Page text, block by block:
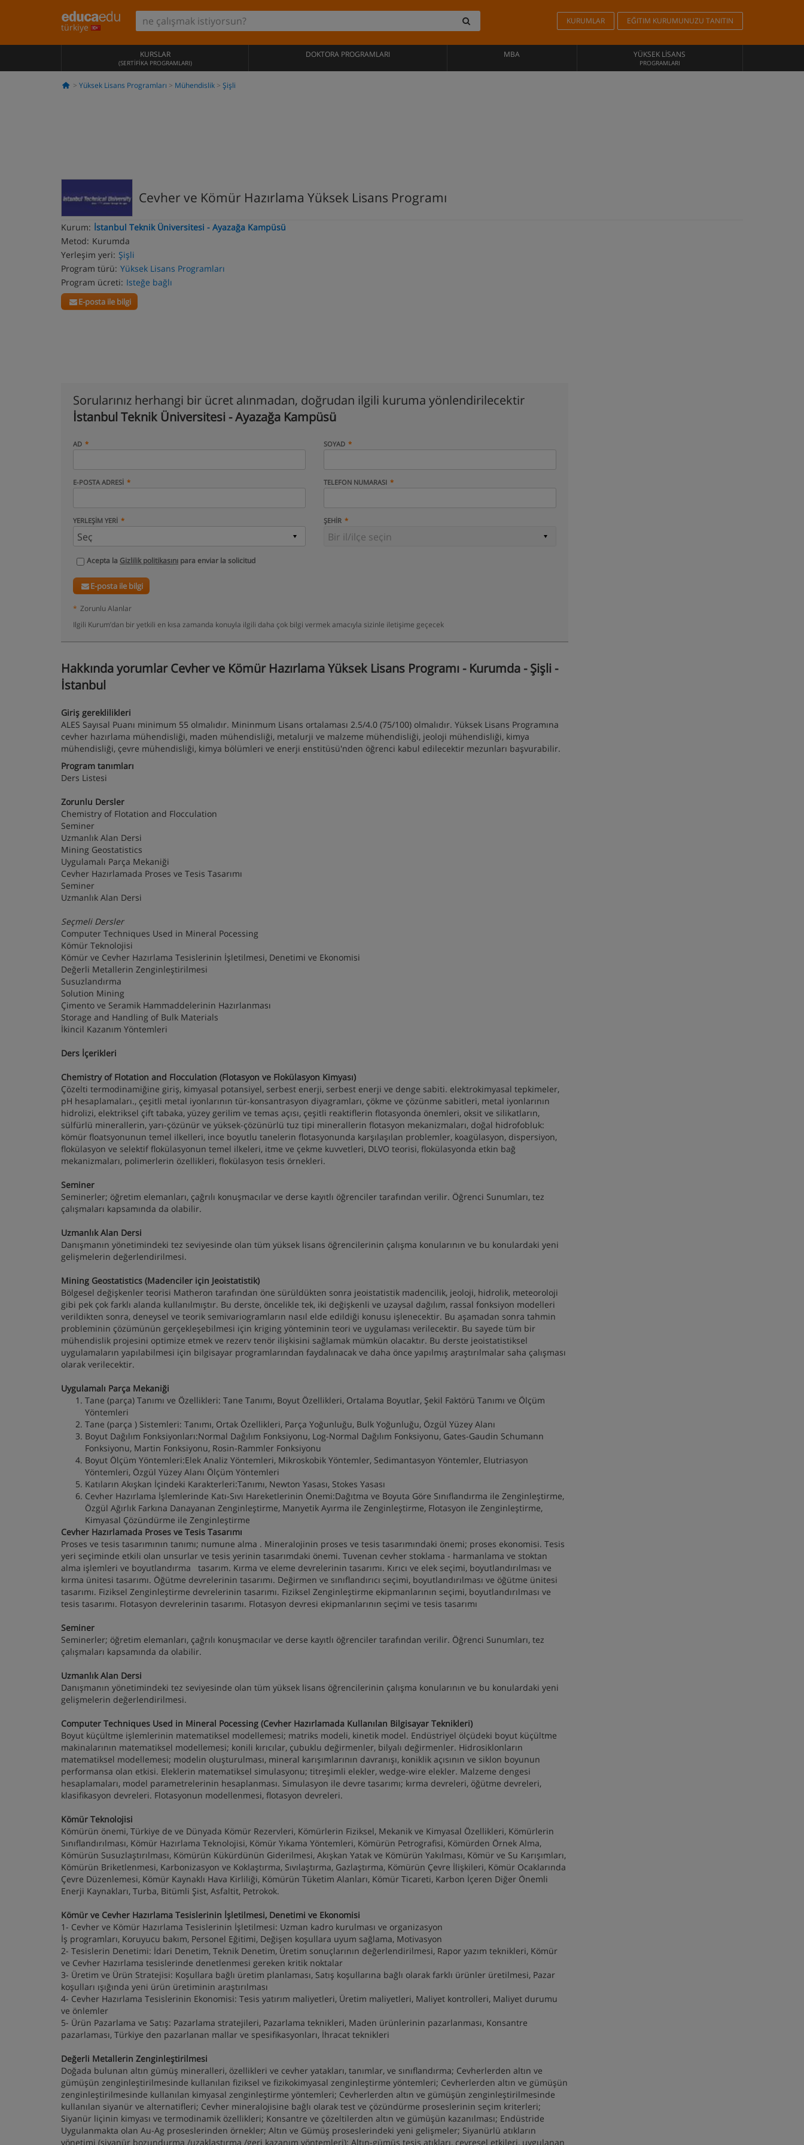
türkiye
KURUMLAR EĞITIM KURUMUNUZU TANITIN
KURSLAR
(SERTIFIKA PROGRAMLARI)
DOKTORA PROGRAMLARI MBA YÜKSEK LISANS
PROGRAMLARI
Yüksek Lisans Programları Mühendislik Şişli
Cevher ve Kömür Hazırlama Yüksek Lisans Programı
Kurum: İstanbul Teknik Üniversitesi - Ayazağa Kampüsü
Metod: Kurumda
Yerleşim yeri: Şişli
Program türü: Yüksek Lisans Programları
Program ücreti: Isteğe bağlı
E-posta ile bilgi
Sorularınız herhangi bir ücret alınmadan, doğrudan ilgili kuruma yönlendirilecektir
İstanbul Teknik Üniversitesi - Ayazağa Kampüsü
AD SOYAD
E-POSTA ADRESI TELEFON NUMARASI
YERLEŞIM YERI ŞEHIR
Acepta la Gizlilik politikasını para enviar la solicitud
E-posta ile bilgi
* Zorunlu Alanlar
Ilgili Kurum’dan bir yetkili en kısa zamanda konuyla ilgili daha çok bilgi vermek amacıyla sizinle iletişime geçecek
Hakkında yorumlar Cevher ve Kömür Hazırlama Yüksek Lisans Programı - Kurumda - Şişli -
İstanbul
Giriş gereklilikleri
ALES Sayısal Puanı minimum 55 olmalıdır. Mininmum Lisans ortalaması 2.5/4.0 (75/100) olmalıdır. Yüksek Lisans Programına
cevher hazırlama mühendisliği, maden mühendisliği, metalurji ve malzeme mühendisliği, jeoloji mühendisliği, kimya
mühendisliği, çevre mühendisliği, kimya bölümleri ve enerji enstitüsü'nden öğrenci kabul edilecektir mezunları başvurabilir.
Program tanımları
Ders Listesi
Zorunlu Dersler
Chemistry of Flotation and Flocculation
Seminer
Uzmanlık Alan Dersi
Mining Geostatistics
Uygulamalı Parça Mekaniği
Cevher Hazırlamada Proses ve Tesis Tasarımı
Seminer
Uzmanlık Alan Dersi
Seçmeli Dersler
Computer Techniques Used in Mineral Pocessing
Kömür Teknolojisi
Kömür ve Cevher Hazırlama Tesislerinin İşletilmesi, Denetimi ve Ekonomisi
Değerli Metallerin Zenginleştirilmesi
Susuzlandırma
Solution Mining
Çimento ve Seramik Hammaddelerinin Hazırlanması
Storage and Handling of Bulk Materials
İkincil Kazanım Yöntemleri
Ders İçerikleri
Chemistry of Flotation and Flocculation (Flotasyon ve Flokülasyon Kimyası)
Çözelti termodinamiğine giriş, kimyasal potansiyel, serbest enerji, serbest enerji ve denge sabiti. elektrokimyasal tepkimeler,
pH hesaplamaları., çeşitli metal iyonlarının tür-konsantrasyon diyagramları, çökme ve çözünme sabitleri, metal iyonlarının
hidrolizi, elektriksel çift tabaka, yüzey gerilim ve temas açısı, çeşitli reaktiflerin flotasyonda önemleri, oksit ve silikatların,
sülfürlü minerallerin, yarı-çözünür ve yüksek-çözünürlü tuz tipi minerallerin flotasyon mekanizmaları, doğal hidrofobluk:
kömür floatsyonunun temel ilkelleri, ince boyutlu tanelerin flotasyonunda karşılaşılan problemler, koagülasyon, dispersiyon,
flokülasyon ve selektif flokülasyonun temel ilkeleri, itme ve çekme kuvvetleri, DLVO teorisi, flokülasyonda etkin bağ
mekanizmaları, polimerlerin özellikleri, flokülasyon tesis örnekleri.
Seminer
Seminerler; öğretim elemanları, çağrılı konuşmacılar ve derse kayıtlı öğrenciler tarafından verilir. Öğrenci Sunumları, tez
çalışmaları kapsamında da olabilir.
Uzmanlık Alan Dersi
Danışmanın yönetimindeki tez seviyesinde olan tüm yüksek lisans öğrencilerinin çalışma konularının ve bu konulardaki yeni
gelişmelerin değerlendirilmesi.
Mining Geostatistics (Madenciler için Jeoistatistik)
Bölgesel değişkenler teorisi Matheron tarafından öne sürüldükten sonra jeoistatistik madencilik, jeoloji, hidrolik, meteoroloji
gibi pek çok farklı alanda kullanılmıştır. Bu derste, öncelikle tek, iki değişkenli ve uzaysal dağılım, rassal fonksiyon modelleri
verildikten sonra, deneysel ve teorik semivariogramların nasıl elde edildiği konusu işlenecektir. Bu aşamadan sonra tahmin
probleminin çözümünün gerçekleşebilmesi için kriging yönteminin teori ve uygulaması verilecektir. Bu sayede tüm bir
mühendislik projesini optimize etmek ve rezerv tenör ilişkisini sağlamak mümkün olacaktır. Bu derste jeoistatistiksel
uygulamaların yapılabilmesi için bilgisayar programlarından faydalınacak ve daha önce yapılmış araştırılmalar saha çalışması
olarak verilecektir.
Uygulamalı Parça Mekaniği
Tane (parça) Tanımı ve Özellikleri: Tane Tanımı, Boyut Özellikleri, Ortalama Boyutlar, Şekil Faktörü Tanımı ve Ölçüm
Yöntemleri
Tane (parça ) Sistemleri: Tanımı, Ortak Özellikleri, Parça Yoğunluğu, Bulk Yoğunluğu, Özgül Yüzey Alanı
Boyut Dağılım Fonksiyonları:Normal Dağılım Fonksiyonu, Log-Normal Dağılım Fonksiyonu, Gates-Gaudin Schumann
Fonksiyonu, Martin Fonksiyonu, Rosin-Rammler Fonksiyonu
Boyut Ölçüm Yöntemleri:Elek Analiz Yöntemleri, Mikroskobik Yöntemler, Sedimantasyon Yöntemler, Elutriasyon
Yöntemleri, Özgül Yüzey Alanı Ölçüm Yöntemleri
Katıların Akışkan İçindeki Karakterleri:Tanımı, Newton Yasası, Stokes Yasası
Cevher Hazırlama İşlemlerinde Katı-Sıvı Hareketlerinin Önemi:Dağıtma ve Boyuta Göre Sınıflandırma ile Zenginleştirme,
Özgül Ağırlık Farkına Danayanan Zenginleştirme, Manyetik Ayırma ile Zenginleştirme, Flotasyon ile Zenginleştirme,
Kimyasal Çözündürme ile Zenginleştirme
Cevher Hazırlamada Proses ve Tesis Tasarımı
Proses ve tesis tasarımının tanımı; numune alma . Mineralojinin proses ve tesis tasarımındaki önemi; proses ekonomisi. Tesis
yeri seçiminde etkili olan unsurlar ve tesis yerinin tasarımdaki önemi. Tuvenan cevher stoklama - harmanlama ve stoktan
alma işlemleri ve boyutlandırma tasarım. Kırma ve eleme devrelerinin tasarımı. Kırıcı ve elek seçimi, boyutlandırılması ve
kırma ünitesi tasarımı. Öğütme devrelerinin tasarımı. Değirmen ve sınıflandırıcı seçimi, boyutlandırılması ve öğütme ünitesi
tasarımı. Fiziksel Zenginleştirme devrelerinin tasarımı. Fiziksel Zenginleştirme ekipmanlarının seçimi, boyutlandırılması ve
tesis tasarımı. Flotasyon devrelerinin tasarımı. Flotasyon devresi ekipmanlarının seçimi ve tesis tasarımı
Seminer
Seminerler; öğretim elemanları, çağrılı konuşmacılar ve derse kayıtlı öğrenciler tarafından verilir. Öğrenci Sunumları, tez
çalışmaları kapsamında da olabilir.
Uzmanlık Alan Dersi
Danışmanın yönetimindeki tez seviyesinde olan tüm yüksek lisans öğrencilerinin çalışma konularının ve bu konulardaki yeni
gelişmelerin değerlendirilmesi.
Computer Techniques Used in Mineral Pocessing (Cevher Hazırlamada Kullanılan Bilgisayar Teknikleri)
Boyut küçültme işlemlerinin matematiksel modellemesi; matriks modeli, kinetik model. Endüstriyel ölçüdeki boyut küçültme
makinalarının matematiksel modellemesi; konili kırıcılar, çubuklu değirmenler, bilyalı değirmenler. Hidrosiklonların
matematiksel modellemesi; modelin oluşturulması, mineral karışımlarının davranışı, koniklik açısının ve siklon boyunun
performansa olan etkisi. Eleklerin matematiksel simulasyonu; titreşimli elekler, wedge-wire elekler. Malzeme dengesi
hesaplamaları, model parametrelerinin hesaplanması. Simulasyon ile devre tasarımı; kırma devreleri, öğütme devreleri,
klasifikasyon devreleri. Flotasyonun modellenmesi, flotasyon devreleri.
Kömür Teknolojisi
Kömürün önemi, Türkiye de ve Dünyada Kömür Rezervleri, Kömürlerin Fiziksel, Mekanik ve Kimyasal Özellikleri, Kömürlerin
Sınıflandırılması, Kömür Hazırlama Teknolojisi, Kömür Yıkama Yöntemleri, Kömürün Petrografisi, Kömürden Örnek Alma,
Kömürün Susuzlaştırılması, Kömürün Kükürdünün Giderilmesi, Akışkan Yatak ve Kömürün Yakılması, Kömür ve Su Karışımları,
Kömürün Briketlenmesi, Karbonizasyon ve Koklaştırma, Sıvılaştırma, Gazlaştırma, Kömürün Çevre İlişkileri, Kömür Ocaklarında
Çevre Düzenlemesi, Kömür Kaynaklı Hava Kirliliği, Kömürün Tüketim Alanları, Kömür Ticareti, Karbon İçeren Diğer Önemli
Enerji Kaynakları, Turba, Bitümli Şist, Asfaltit, Petrokok.
Kömür ve Cevher Hazırlama Tesislerinin İşletilmesi, Denetimi ve Ekonomisi
1- Cevher ve Kömür Hazırlama Tesislerinin İşletilmesi: Uzman kadro kurulması ve organizasyon
İş programları, Koruyucu bakım, Personel Eğitimi, Değişen koşullara uyum sağlama, Motivasyon
2- Tesislerin Denetimi: İdari Denetim, Teknik Denetim, Üretim sonuçlarının değerlendirilmesi, Rapor yazım teknikleri, Kömür
ve Cevher Hazırlama tesislerinde denetlenmesi gereken kritik noktalar
3- Üretim ve Ürün Stratejisi: Koşullara bağlı üretim planlaması, Satış koşullarına bağlı olarak farklı ürünler üretilmesi, Pazar
koşulları ışığında yeni ürün üretiminin araştırılması
4- Cevher Hazırlama Tesislerinin Ekonomisi: Tesis yatırım maliyetleri, Üretim maliyetleri, Maliyet kontrolleri, Maliyet durumu
ve önlemler
5- Ürün Pazarlama ve Satış: Pazarlama stratejileri, Pazarlama teknikleri, Maden ürünlerinin pazarlanması, Konsantre
pazarlaması, Türkiye den pazarlanan mallar ve spesifikasyonları, İhracat teknikleri
Değerli Metallerin Zenginleştirilmesi
Doğada bulunan altın gümüş mineralleri, özellikleri ve cevher yatakları, tanımlar, ve sınıflandırma; Cevherlerden altın ve
gümüşün zenginleştirilmesinde kullanılan fiziksel ve fizikokimyasal zenginleştirme yöntemleri; Cevherlerden altın ve gümüşün
zenginleştirilmesinde kullanılan kimyasal zenginleştirme yöntemleri; Cevherlerden altın ve gümüşün zenginleştirilmesinde
kullanılan siyanür ve alternatifleri; Cevher mineralojisine bağlı olarak test ve çözündürme proseslerinin seçim kriterleri;
Siyanür liçinin kimyası ve termodinamik özellikleri; Konsantre ve çözeltilerden altın ve gümüşün kazanılması; Endüstride
Uygulanmakta olan Au-Ag proseslerinden örnekler; Altın ve Gümüş proseslerindeki yeni gelişmeler; Siyanürlü atıkların
yönetimi (siyanür bozundurma /uzaklaştırma /geri kazanım yöntemleri); Altın-gümüş tesis atıkları, çevresel etkileri, uygulanan